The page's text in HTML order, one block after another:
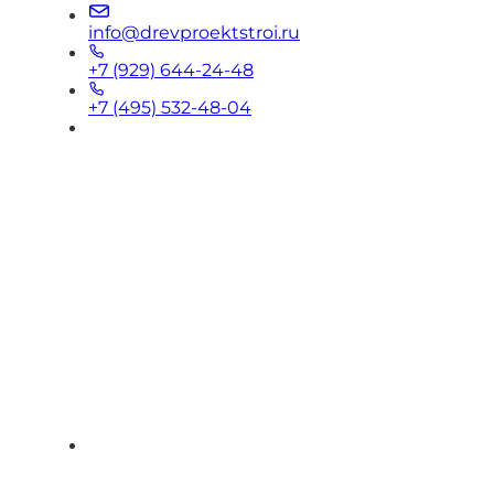
info@drevproektstroi.ru
+7 (929) 644-24-48
+7 (495) 532-48-04